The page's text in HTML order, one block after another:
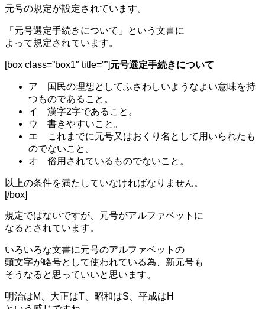
元号の規定が設定されています。
「 元号選定手続きについて 」という文書に
よって規定されています。
[box class=”box1″ title=””]元号選定手続きについて
ア 国民の理想としてふさわしいようなよい意味を持
つものであること。
イ 漢字2字であること。
ウ 書きやすいこと。
エ これまでに元号又はおくり名として用いられたも
のでないこと。
オ 俗用されているものでないこと。
以上の条件を満たしていなければなりません。
[/box]
規定ではないですが、元号がアルファベットに
なるとされています。
いろいろな文書に元号のアルファベットの
頭文字が略号として使われている為、新元号も
そうなると思っていいと思います。
明治はM、大正はT、昭和はS、平成はH